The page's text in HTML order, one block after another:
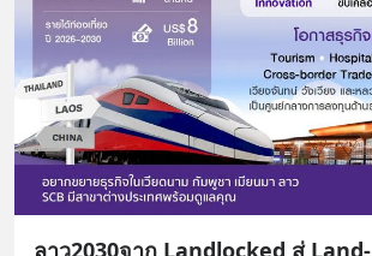
ลาว2030จาก Landlocked สู่ Land-